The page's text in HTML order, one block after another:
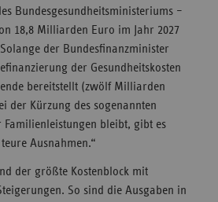
Bundesgesundheitsministeriums –
18,8 Milliarden Euro im Jahr 2027
der Bundesfinanzminister
der Gesundheitskosten
bereitstellt (zwölf Milliarden
der Kürzung des sogenannten
Familienleistungen bleibt, gibt es
Ausnahmen.“
der größte Kostenblock mit
So sind die Ausgaben in